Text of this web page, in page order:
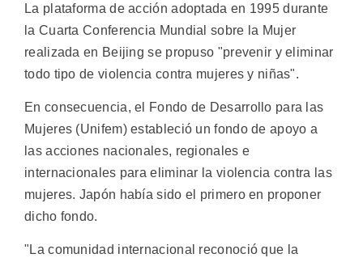
La plataforma de acción adoptada en 1995 durante
la Cuarta Conferencia Mundial sobre la Mujer
realizada en Beijing se propuso "prevenir y eliminar
todo tipo de violencia contra mujeres y niñas".
En consecuencia, el Fondo de Desarrollo para las
Mujeres (Unifem) estableció un fondo de apoyo a
las acciones nacionales, regionales e
internacionales para eliminar la violencia contra las
mujeres. Japón había sido el primero en proponer
dicho fondo.
"La comunidad internacional reconoció que la